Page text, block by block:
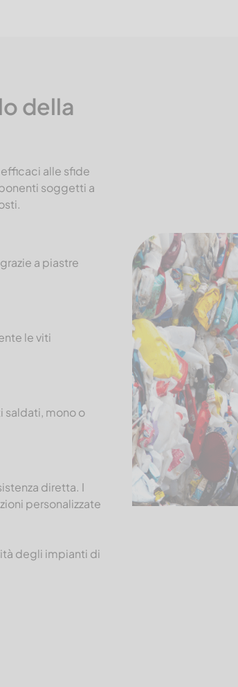
della
efficaci alle sfide
soggetti a
a piastre
le viti
saldati, mono o
diretta. I
personalizzate
degli impianti di